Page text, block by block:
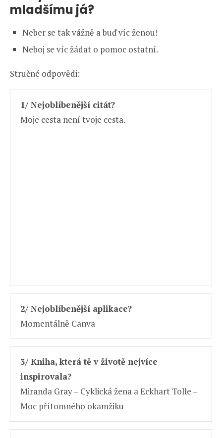
mladšímu já?
Neber se tak vážně a buď víc ženou!
Neboj se víc žádat o pomoc ostatní.
Stručné odpovědi:
1/ Nejoblíbenější citát?
Moje cesta není tvoje cesta.
2/ Nejoblíbenější aplikace?
Momentálně Canva
3/ Kniha, která tě v životě nejvíce
inspirovala?
Miranda Gray – Cyklická žena a Eckhart Tolle –
Moc přítomného okamžiku